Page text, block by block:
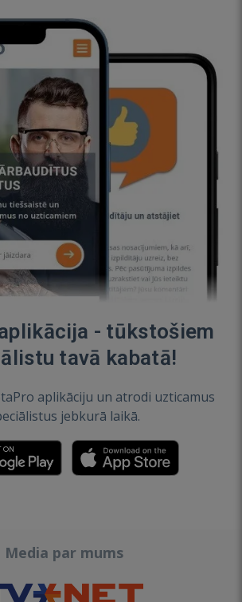
- tūkstošiem
tavā kabatā!
aplikāciju un atrodi uzticamus
jebkurā laikā.
Media par mums